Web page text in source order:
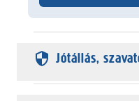
Jótállás,